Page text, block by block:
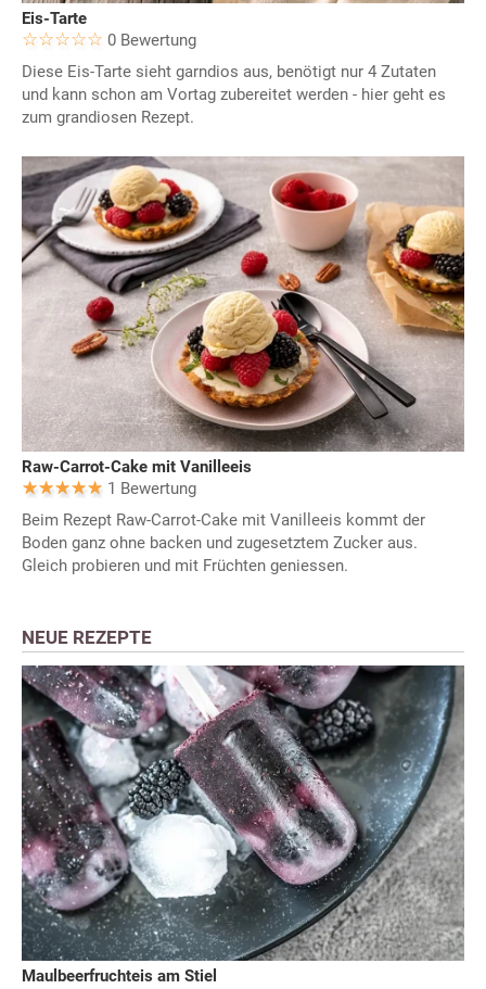
Eis-Tarte
0 Bewertung
Diese Eis-Tarte sieht garndios aus, benötigt nur 4 Zutaten
und kann schon am Vortag zubereitet werden - hier geht es
zum grandiosen Rezept.
Raw-Carrot-Cake mit Vanilleeis
1 Bewertung
Beim Rezept Raw-Carrot-Cake mit Vanilleeis kommt der
Boden ganz ohne backen und zugesetztem Zucker aus.
Gleich probieren und mit Früchten geniessen.
NEUE REZEPTE
Maulbeerfruchteis am Stiel